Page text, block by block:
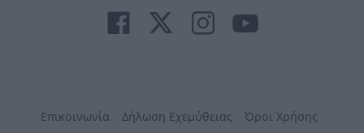
Επικοινωνία Δήλωση Εχεμύθειας Όροι Χρήσης